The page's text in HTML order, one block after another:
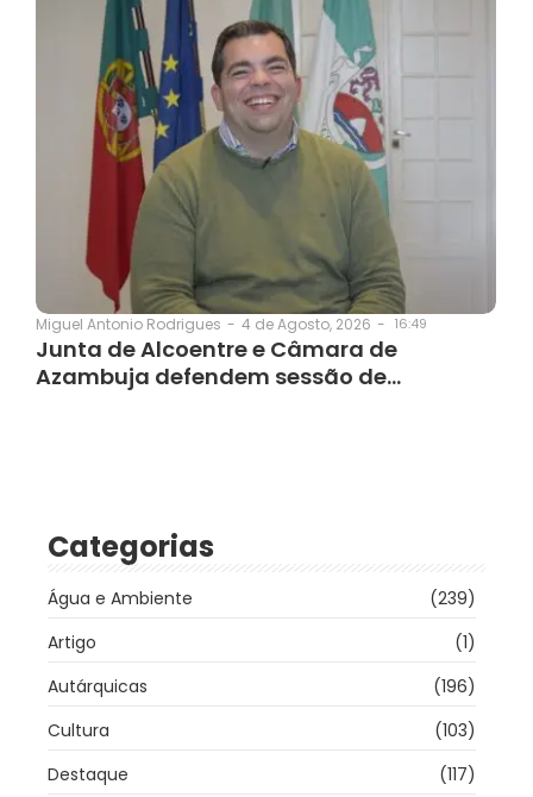
Miguel Antonio Rodrigues - 4 de Agosto, 2026 - 16:49
Junta de Alcoentre e Câmara de
Azambuja defendem sessão de…
Categorias
Água e Ambiente
(239)
Artigo
(1)
Autárquicas
(196)
Cultura
(103)
Destaque
(117)